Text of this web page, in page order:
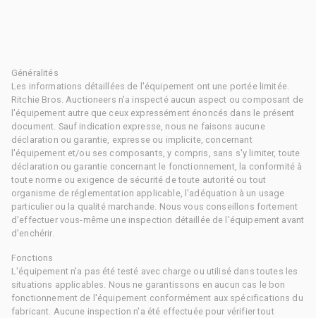
Généralités
Les informations détaillées de l'équipement ont une portée limitée.
Ritchie Bros. Auctioneers n'a inspecté aucun aspect ou composant de
l'équipement autre que ceux expressément énoncés dans le présent
document. Sauf indication expresse, nous ne faisons aucune
déclaration ou garantie, expresse ou implicite, concernant
l'équipement et/ou ses composants, y compris, sans s'y limiter, toute
déclaration ou garantie concernant le fonctionnement, la conformité à
toute norme ou exigence de sécurité de toute autorité ou tout
organisme de réglementation applicable, l'adéquation à un usage
particulier ou la qualité marchande. Nous vous conseillons fortement
d'effectuer vous-même une inspection détaillée de l'équipement avant
d'enchérir.
Fonctions
L'équipement n'a pas été testé avec charge ou utilisé dans toutes les
situations applicables. Nous ne garantissons en aucun cas le bon
fonctionnement de l'équipement conformément aux spécifications du
fabricant. Aucune inspection n'a été effectuée pour vérifier tout